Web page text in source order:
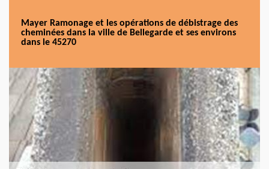
Mayer Ramonage et les opérations de débistrage des
cheminées dans la ville de Bellegarde et ses environs
dans le 45270